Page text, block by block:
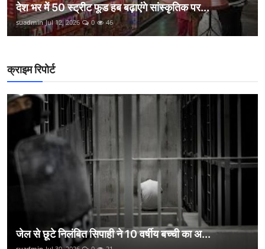
देश भर में 50 स्ट्रीट फूड हब बढ़ाएंगे सांस्कृतिक पर...
suadmin Jul 12, 2026 0 46
क्राइम रिपोर्ट
जेल से छूटे निलंबित सिपाही ने 10 वर्षीय बच्ची का अ...